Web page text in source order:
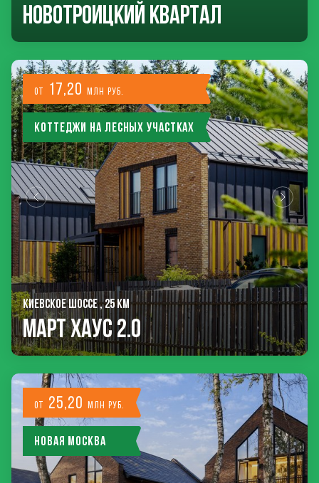
Новотроицкий Квартал
от 17,20 млн руб.
Коттеджи на лесных участках
КИЕВСКОЕ ШОССЕ , 25 КМ
Март Хаус 2.0
от 25,20 млн руб.
Новая Москва